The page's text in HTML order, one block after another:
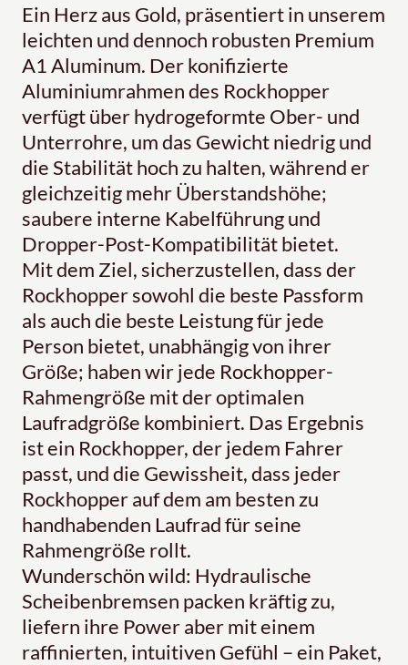
Ein Herz aus Gold, präsentiert in unserem
leichten und dennoch robusten Premium
A1 Aluminum. Der konifizierte
Aluminiumrahmen des Rockhopper
verfügt über hydrogeformte Ober- und
Unterrohre, um das Gewicht niedrig und
die Stabilität hoch zu halten, während er
gleichzeitig mehr Überstandshöhe;
saubere interne Kabelführung und
Dropper-Post-Kompatibilität bietet.
Mit dem Ziel, sicherzustellen, dass der
Rockhopper sowohl die beste Passform
als auch die beste Leistung für jede
Person bietet, unabhängig von ihrer
Größe; haben wir jede Rockhopper-
Rahmengröße mit der optimalen
Laufradgröße kombiniert. Das Ergebnis
ist ein Rockhopper, der jedem Fahrer
passt, und die Gewissheit, dass jeder
Rockhopper auf dem am besten zu
handhabenden Laufrad für seine
Rahmengröße rollt.
Wunderschön wild: Hydraulische
Scheibenbremsen packen kräftig zu,
liefern ihre Power aber mit einem
raffinierten, intuitiven Gefühl – ein Paket,